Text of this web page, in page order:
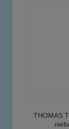
THOMAS